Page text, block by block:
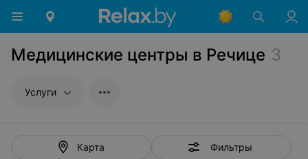
Медицинские центры в Речице 3
Услуги
Карта Фильтры